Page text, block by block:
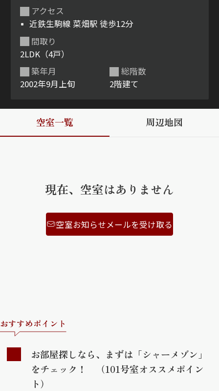
シャーメゾンとは
ン
シャーメゾンショップを探す
シャーメゾンライフサポート
自立型サービス付き・シニア向け
アクセス
近鉄生駒線 菜畑駅 徒歩12分
築年月
2002年9月上旬
間取り
2LDK（4戸）
総階数
2階建て
空室一覧 周辺地図
現在、空室はありません
空室お知らせメールを受け取る
おすすめポイント
お部屋探しなら、まずは「シャーメゾン」
をチェック！ （101号室オススメポイン
ト）